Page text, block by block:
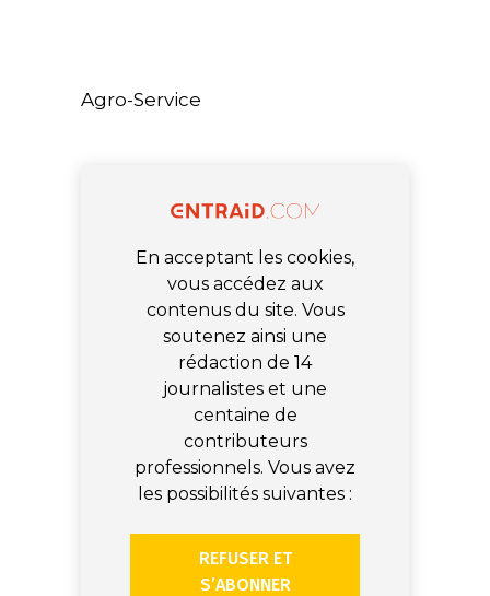
Agro-Service
En acceptant les cookies,
vous accédez aux
contenus du site. Vous
soutenez ainsi une
rédaction de 14
journalistes et une
centaine de
contributeurs
professionnels. Vous avez
les possibilités suivantes :
REFUSER ET
S’ABONNER